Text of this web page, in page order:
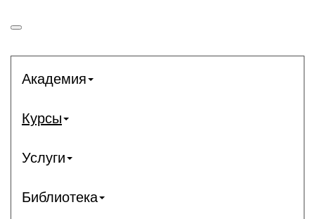
Академия
Курсы
Услуги
Библиотека